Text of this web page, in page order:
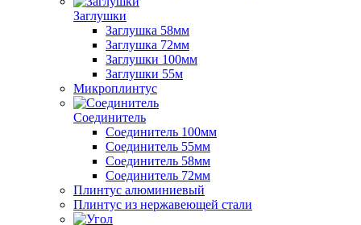
Заглушки
Заглушка 58мм
Заглушка 72мм
Заглушки 100мм
Заглушки 55м
Микроплинтус
Соединитель
Соединитель 100мм
Соединитель 55мм
Соединитель 58мм
Соединитель 72мм
Плинтус алюминиевый
Плинтус из нержавеющей стали